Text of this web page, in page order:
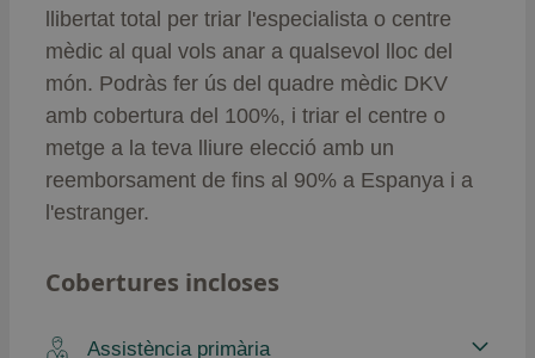
llibertat total per triar l'especialista o centre
mèdic al qual vols anar a qualsevol lloc del
món. Podràs fer ús del quadre mèdic DKV
amb cobertura del 100%, i triar el centre o
metge a la teva lliure elecció amb un
reemborsament de fins al 90% a Espanya i a
l'estranger.
Cobertures incloses
Assistència primària